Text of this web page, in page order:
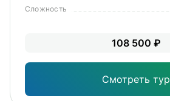
Сложность
108 500 ₽
Смотреть тур